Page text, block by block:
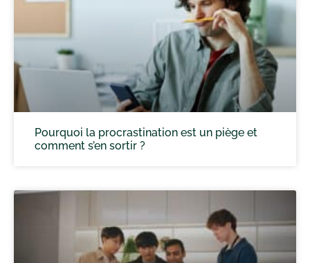
Pourquoi la procrastination est un piège et
comment s’en sortir ?